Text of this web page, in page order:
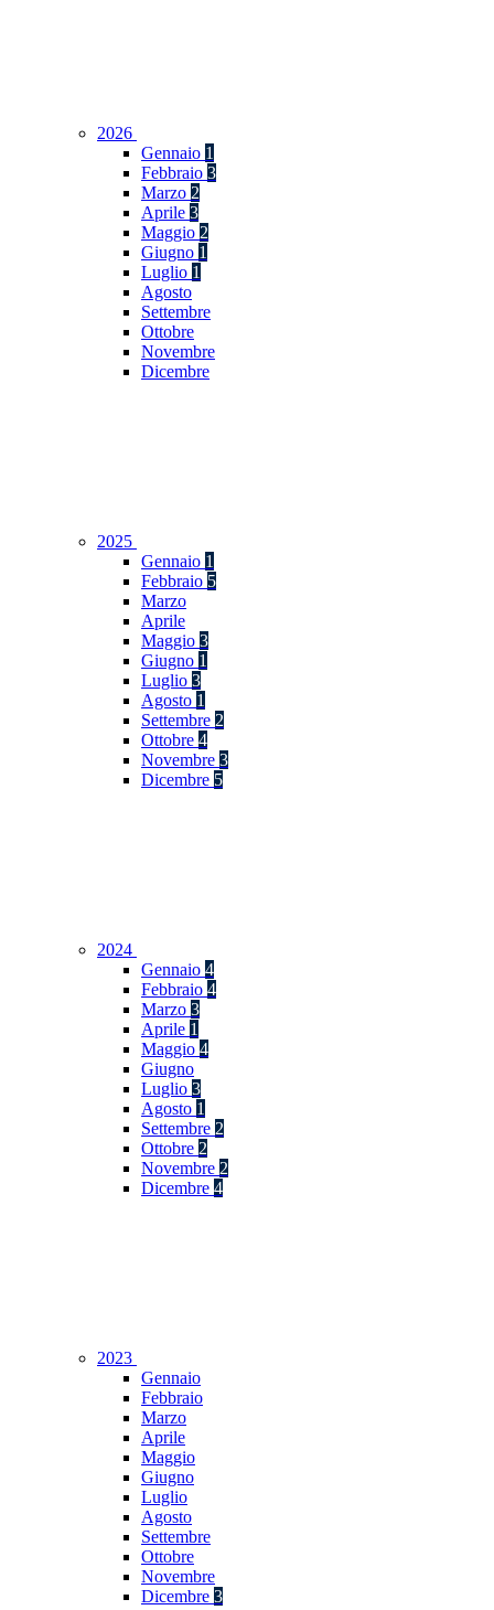
2026
Gennaio 1
Febbraio 3
Marzo 2
Aprile 3
Maggio 2
Giugno 1
Luglio 1
Agosto
Settembre
Ottobre
Novembre
Dicembre
2025
Gennaio 1
Febbraio 5
Marzo
Aprile
Maggio 3
Giugno 1
Luglio 3
Agosto 1
Settembre 2
Ottobre 4
Novembre 3
Dicembre 5
2024
Gennaio 4
Febbraio 4
Marzo 3
Aprile 1
Maggio 4
Giugno
Luglio 3
Agosto 1
Settembre 2
Ottobre 2
Novembre 2
Dicembre 4
2023
Gennaio
Febbraio
Marzo
Aprile
Maggio
Giugno
Luglio
Agosto
Settembre
Ottobre
Novembre
Dicembre 3